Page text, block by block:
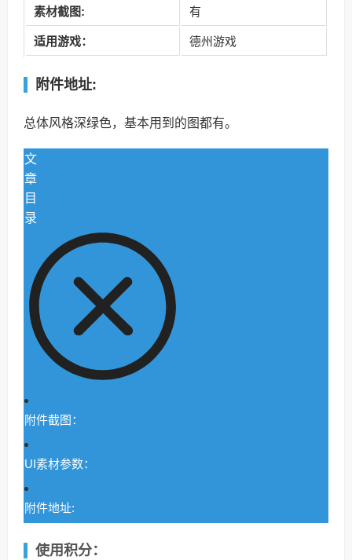
素材截图: 有
适用游戏： 德州游戏
附件地址:
总体风格深绿色，基本用到的图都有。
文
章
目
录
附件截图：
UI素材参数：
附件地址:
使用积分：